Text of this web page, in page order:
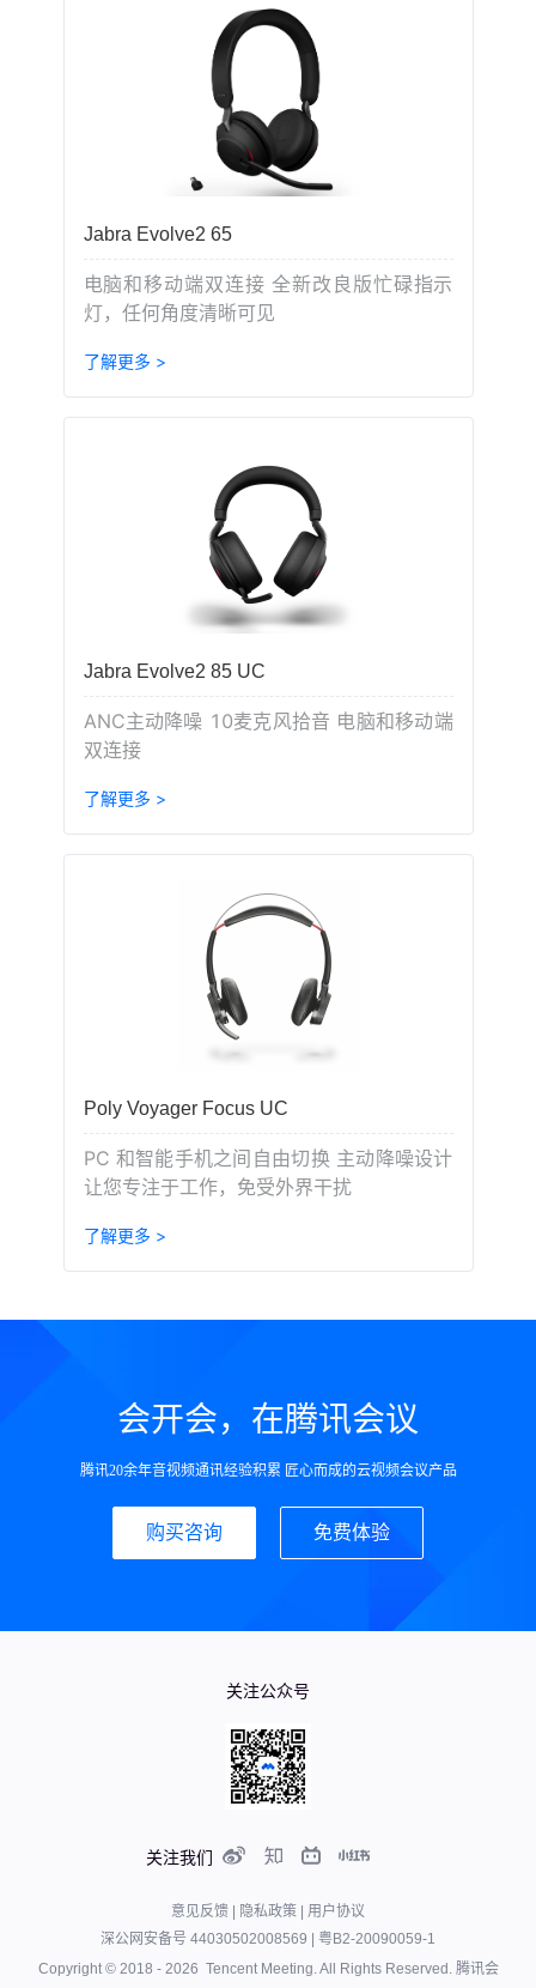
Jabra Evolve2 65
电脑和移动端双连接 全新改良版忙碌指示
灯，任何角度清晰可见
了解更多 >
Jabra Evolve2 85 UC
ANC主动降噪 10麦克风拾音 电脑和移动端
双连接
了解更多 >
Poly Voyager Focus UC
PC 和智能手机之间自由切换 主动降噪设计
让您专注于工作，免受外界干扰
了解更多 >
会开会，在腾讯会议
腾讯20余年音视频通讯经验积累 匠心而成的云视频会议产品
购买咨询 免费体验
关注我们
关注公众号
意见反馈 隐私政策
用户协议
深公网安备号 44030502008569
粤B2-20090059-1
Copyright © 2018 - 2026 Tencent Meeting. All Rights Reserved. 腾讯会